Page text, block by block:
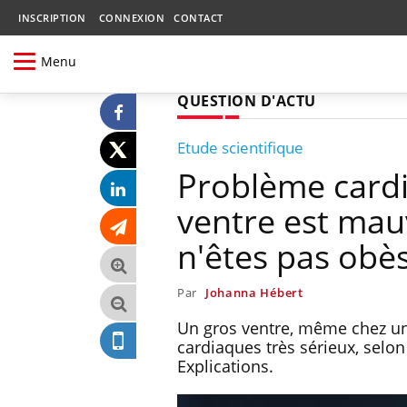
INSCRIPTION CONNEXION CONTACT
Menu
QUESTION D'ACTU
Etude scientifique
Problème
ventre est
n'êtes pas
Par Johanna Hébert
Un gros ventre, même chez
cardiaques très sérieux,
Explications.